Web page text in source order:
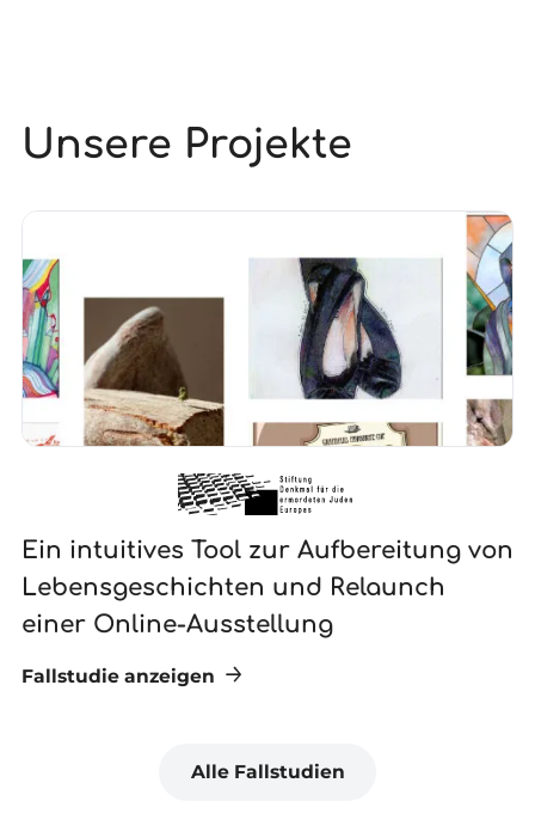
Unsere Projekte
Ein intuitives Tool zur Aufbereitung von
Lebensgeschichten und Relaunch
einer Online-Ausstellung
Fallstudie anzeigen
Alle Fallstudien